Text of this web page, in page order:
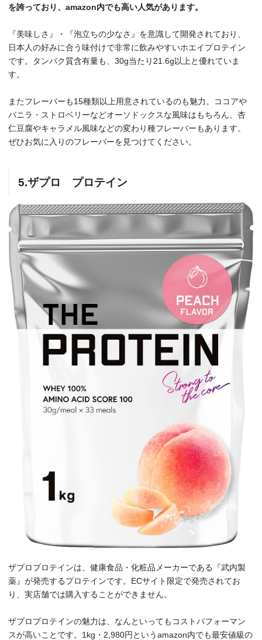
を誇っており、amazon内でも高い人気があります。
『美味しさ』・『泡立ちの少なさ』を意識して開発されており、
日本人の好みに合う味付けで非常に飲みやすいホエイプロテイン
です。タンパク質含有量も、30g当たり21.6g以上と優れていま
す。
またフレーバーも15種類以上用意されているのも魅力。ココアや
バニラ・ストロベリーなどオーソドックスな風味はもちろん、杏
仁豆腐やキャラメル風味などの変わり種フレーバーもあります。
ぜひお気に入りのフレーバーを見つけてください。
5.ザプロ プロテイン
ザプロプロテインは、健康食品・化粧品メーカーである『武内製
薬』が発売するプロテインです。ECサイト限定で発売されてお
り、実店舗では購入することができません。
ザプロプロテインの魅力は、なんといってもコストパフォーマン
スが高いことです。1kg・2,980円というamazon内でも最安値級の